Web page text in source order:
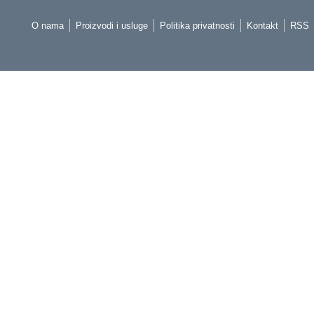
O nama Proizvodi i usluge Politika privatnosti Kontakt RSS